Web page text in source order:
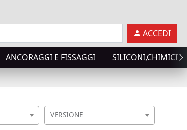
ACCEDI
ANCORAGGI E FISSAGGI SILICONI,CHIMICI
VERSIONE